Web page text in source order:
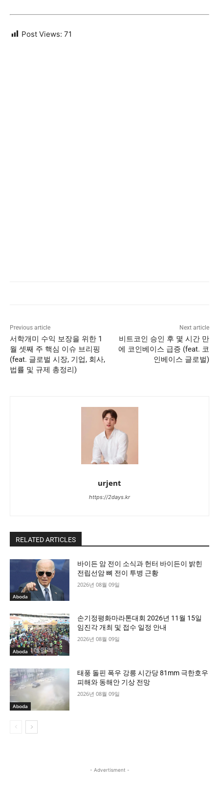
Post Views: 71
Previous article
서학개미 수익 보장을 위한 1
월 셋째 주 핵심 이슈 브리핑
(feat. 글로벌 시장, 기업, 회사,
법률 및 규제 총정리)
Next article
비트코인 승인 후 몇 시간 만
에 코인베이스 급증 (feat. 코
인베이스 글로벌)
urjent
https://2days.kr
RELATED ARTICLES
Aboda
바이든 암 전이 소식과 헌터 바이든이 밝힌
전립선암 뼈 전이 투병 근황
2026년 08월 09일
Aboda
손기정평화마라톤대회 2026년 11월 15일
임진각 개최 및 접수 일정 안내
2026년 08월 09일
Aboda
태풍 돌핀 폭우 강릉 시간당 81mm 극한호우
피해와 동해안 기상 전망
2026년 08월 09일
- Advertisment -